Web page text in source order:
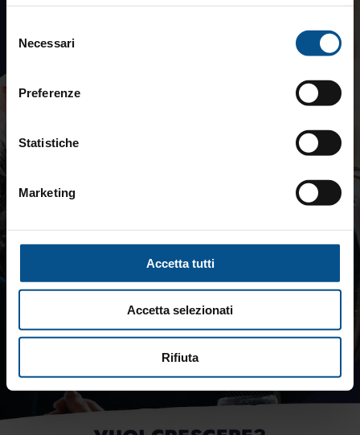
delNecessari
Preferenze
Statistiche
Marketing
Accetta tutti
Accetta selezionati
Rifiuta
Leadership